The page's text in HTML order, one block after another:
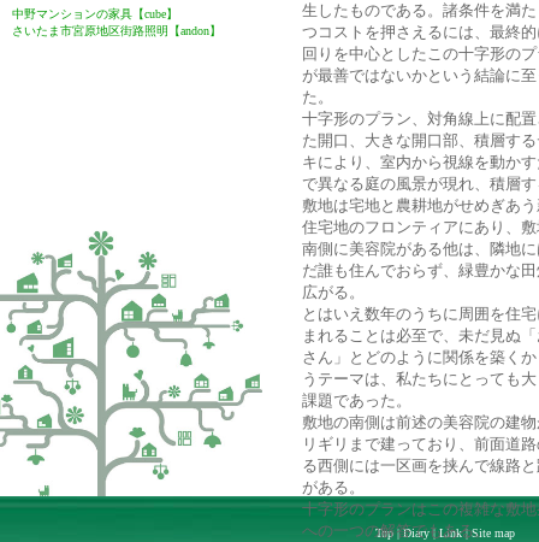
Top|Diary|Link|Site map
生したものである。諸条件を満
つコストを押さえるには、最終
回りを中心としたこの十字形の
が最善ではないかという結論に
た。
十字形のプラン、対角線上に配
た開口、大きな開口部、積層す
キにより、室内から視線を動か
で異なる庭の風景が現れ、積層
敷地は宅地と農耕地がせめぎあ
住宅地のフロンティアにあり、
南側に美容院がある他は、隣地
だ誰も住んでおらず、緑豊かな
広がる。
とはいえ数年のうちに周囲を住
まれることは必至で、未だ見ぬ
さん」とどのように関係を築く
うテーマは、私たちにとっても
課題であった。
敷地の南側は前述の美容院の建
リギリまで建っており、前面道
る西側には一区画を挟んで線路
がある。
十字形のプランはこの複雑な敷
への一つの解答でもある。
中野マンションの家具【cube】
さいたま市宮原地区街路照明【andon】